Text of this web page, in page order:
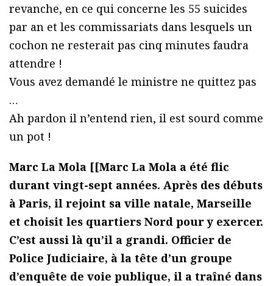
revanche, en ce qui concerne les 55 suicides
par an et les commissariats dans lesquels un
cochon ne resterait pas cinq minutes faudra
attendre !
Vous avez demandé le ministre ne quittez pas
…
Ah pardon il n’entend rien, il est sourd comme
un pot !
Marc La Mola [[Marc La Mola a été flic
durant vingt-sept années. Après des débuts
à Paris, il rejoint sa ville natale, Marseille
et choisit les quartiers Nord pour y exercer.
C’est aussi là qu’il a grandi. Officier de
Police Judiciaire, à la tête d’un groupe
d’enquête de voie publique, il a traîné dans